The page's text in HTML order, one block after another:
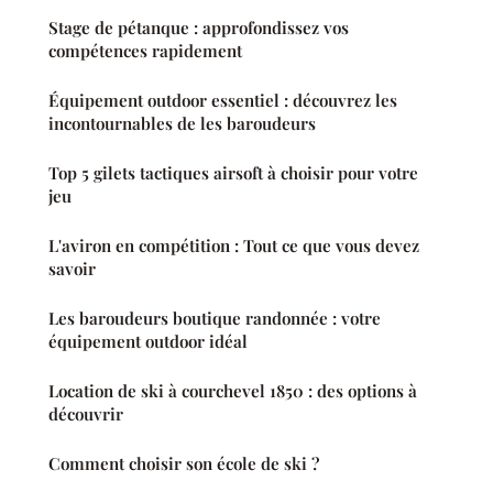
Stage de pétanque : approfondissez vos
compétences rapidement
Équipement outdoor essentiel : découvrez les
incontournables de les baroudeurs
Top 5 gilets tactiques airsoft à choisir pour votre
jeu
L'aviron en compétition : Tout ce que vous devez
savoir
Les baroudeurs boutique randonnée : votre
équipement outdoor idéal
Location de ski à courchevel 1850 : des options à
découvrir
Comment choisir son école de ski ?